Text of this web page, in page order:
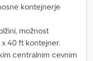
kontejnerje
možnost
x 40 ft kontejner.
centralnim cevnim